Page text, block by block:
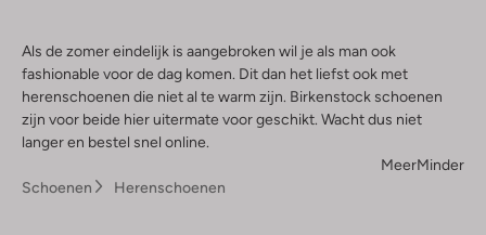
Als de zomer eindelijk is aangebroken wil je als man ook
fashionable voor de dag komen. Dit dan het liefst ook met
herenschoenen die niet al te warm zijn. Birkenstock schoenen
zijn voor beide hier uitermate voor geschikt. Wacht dus niet
langer en bestel snel online.
MeerMinder
Schoenen
Herenschoenen